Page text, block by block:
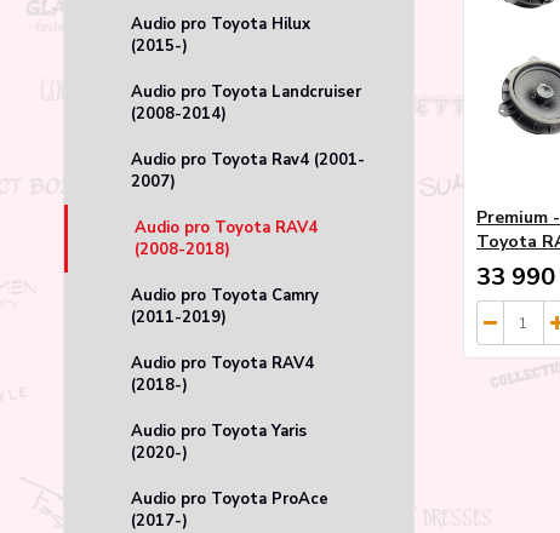
Audio pro Toyota Hilux
(2015-)
Audio pro Toyota Landcruiser
(2008-2014)
Audio pro Toyota Rav4 (2001-
2007)
Audio pro Toyota RAV4
(2008-2018)
Audio pro Toyota Camry
(2011-2019)
Audio pro Toyota RAV4
(2018-)
Audio pro Toyota Yaris
(2020-)
Audio pro Toyota ProAce
(2017-)
Premium
Toyota
33 990